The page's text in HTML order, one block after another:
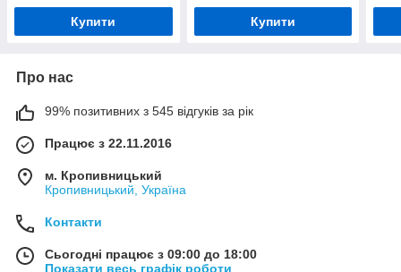
Купити Купити
Про нас
99% позитивних з 545 відгуків за рік
Працює з 22.11.2016
м. Кропивницький
Кропивницький, Україна
Контакти
Сьогодні працює з 09:00 до 18:00
Показати весь графік роботи